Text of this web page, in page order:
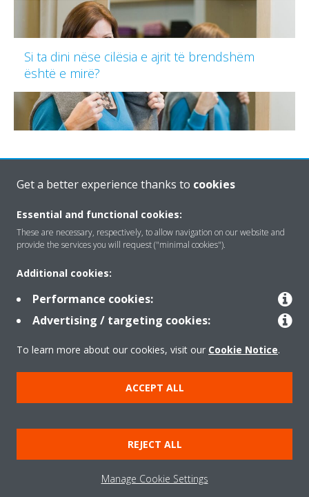
Si ta dini nëse cilësia e ajrit të brendshëm
është e mirë?
Rreth nesh
Zgjidhje
Kontakti
Politika e privatësisë së të dhënave
Etika Korporative
Get a better experience thanks to cookies
Essential and functional cookies:
These are necessary, respectively, to allow navigation on our website and
provide the services you will request ("minimal cookies").
Additional cookies:
Performance cookies:
Advertising / targeting cookies:
To learn more about our cookies, visit our Cookie Notice.
ACCEPT ALL
REJECT ALL
Manage Cookie Settings